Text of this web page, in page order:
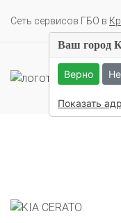
Cеть сервисов ГБО в
Ваш город
Верно
Показать